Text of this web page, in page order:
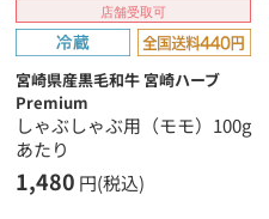
店舗受取可
宮崎県産黒毛和牛 宮崎ハーブ
Premium
しゃぶしゃぶ用（モモ）100g
あたり
1,480 円(税込)